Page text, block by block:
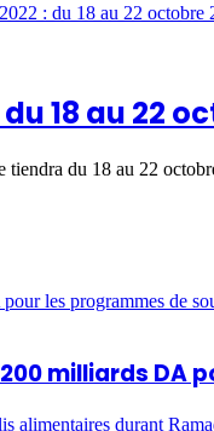
du 18 au 22
du 18 au 22
les programmes de
milliards DA
alimentaires durant